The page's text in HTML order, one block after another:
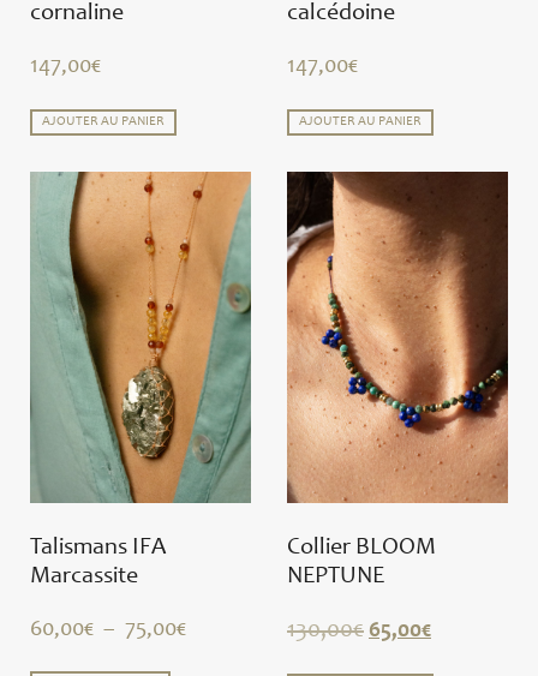
cornaline
147,00€
AJOUTER AU PANIER
calcédoine
147,00€
AJOUTER AU PANIER
Talismans IFA
Marcassite
60,00€ – 75,00€
Collier BLOOM
NEPTUNE
130,00€ 65,00€